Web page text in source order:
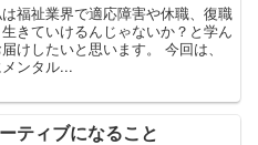
福祉業界で適応障害や休職、復職
きていけるんじゃないか？と学ん
けしたいと思います。 今回は、
ンタル...
ティブになること